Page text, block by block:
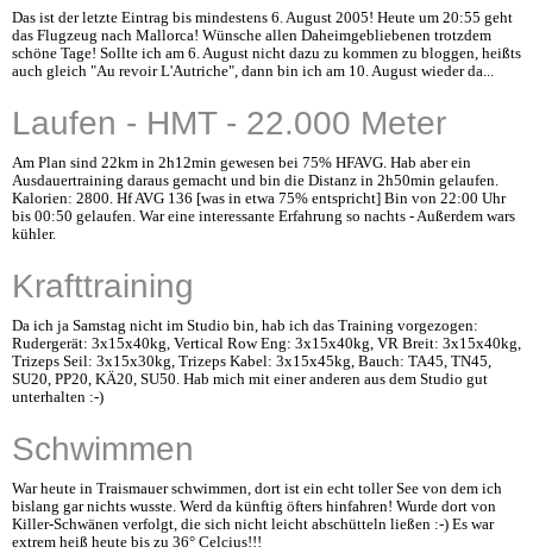
Das ist der letzte Eintrag bis mindestens 6. August 2005! Heute um 20:55 geht
das Flugzeug nach Mallorca! Wünsche allen Daheimgebliebenen trotzdem
schöne Tage! Sollte ich am 6. August nicht dazu zu kommen zu bloggen, heißts
auch gleich "Au revoir L'Autriche", dann bin ich am 10. August wieder da...
Laufen - HMT - 22.000 Meter
Am Plan sind 22km in 2h12min gewesen bei 75% HFAVG. Hab aber ein
Ausdauertraining daraus gemacht und bin die Distanz in 2h50min gelaufen.
Kalorien: 2800. Hf AVG 136 [was in etwa 75% entspricht] Bin von 22:00 Uhr
bis 00:50 gelaufen. War eine interessante Erfahrung so nachts - Außerdem wars
kühler.
Krafttraining
Da ich ja Samstag nicht im Studio bin, hab ich das Training vorgezogen:
Rudergerät: 3x15x40kg, Vertical Row Eng: 3x15x40kg, VR Breit: 3x15x40kg,
Trizeps Seil: 3x15x30kg, Trizeps Kabel: 3x15x45kg, Bauch: TA45, TN45,
SU20, PP20, KÄ20, SU50. Hab mich mit einer anderen aus dem Studio gut
unterhalten :-)
Schwimmen
War heute in Traismauer schwimmen, dort ist ein echt toller See von dem ich
bislang gar nichts wusste. Werd da künftig öfters hinfahren! Wurde dort von
Killer-Schwänen verfolgt, die sich nicht leicht abschütteln ließen :-) Es war
extrem heiß heute bis zu 36° Celcius!!!